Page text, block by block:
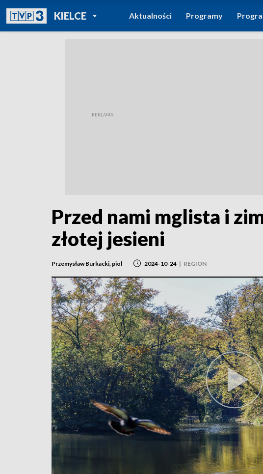
KIELCEPOWRÓT DO
TVP REGIONY
Aktualności Programy
Przed nami mglista i
złotej jesieni
Przemysław Burkacki, piol 2024-10-24 | REGION